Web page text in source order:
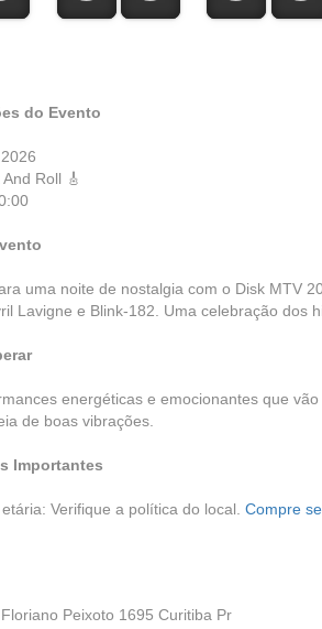
do Evento
And Roll 🎸
uma noite de nostalgia com o Disk MTV
Lavigne e Blink-182. Uma celebração dos
energéticas e emocionantes que
de boas vibrações.
Importantes
Verifique a política do local.Compre
Peixoto 1695 Curitiba Pr